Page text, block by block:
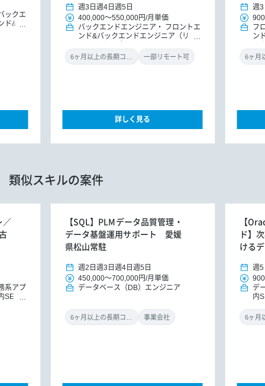
ックエ
ド&バ
週3日 週4日 週5日
400,000～550,000円/月単価
バックエンドエンジニア
フロントエ
ンド&バックエンドエンジニア（リー
一部リモート可
詳しく見る
週3
フ
ン
ニ
類似スキルの案件
／
系アプ
SE
【SQL】PLMデータ品質管理・
データ基盤運用サポート 愛媛
県松山常駐
週2日 週3日 週4日 週5日
450,000～700,000円/月単価
データベース（DB）エンジニア
事業会社
【
ド】
ける
週5
デ
内